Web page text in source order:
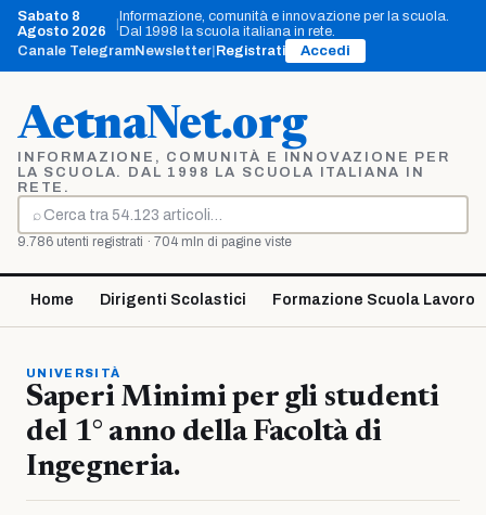
Vai
contenuto
Sabato 8
Agosto 2026
Informazione, comunità e innovazione per la scuola.
Dal 1998 la scuola italiana in rete.
Canale TelegramNewsletter Registrati Accedi
AetnaNet.org
INFORMAZIONE, COMUNITÀ E INNOVAZIONE PER
LA SCUOLA. DAL 1998 LA SCUOLA ITALIANA IN
RETE.
⌕
Cerca
9.786 utenti registrati · 704 mln di pagine viste
Home Dirigenti Scolastici Formazione Scuola Lavoro
UNIVERSITÀ
Saperi Minimi per gli studenti
del 1° anno della Facoltà di
Ingegneria.